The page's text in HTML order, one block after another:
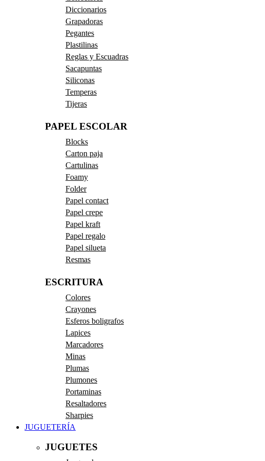
Diccionarios
Grapadoras
Pegantes
Plastilinas
Reglas y Escuadras
Sacapuntas
Siliconas
Temperas
Tijeras
PAPEL ESCOLAR
Blocks
Carton paja
Cartulinas
Foamy
Folder
Papel contact
Papel crepe
Papel kraft
Papel regalo
Papel silueta
Resmas
ESCRITURA
Colores
Crayones
Esferos boligrafos
Lapices
Marcadores
Minas
Plumas
Plumones
Portaminas
Resaltadores
Sharpies
JUGUETERÍA
JUGUETES